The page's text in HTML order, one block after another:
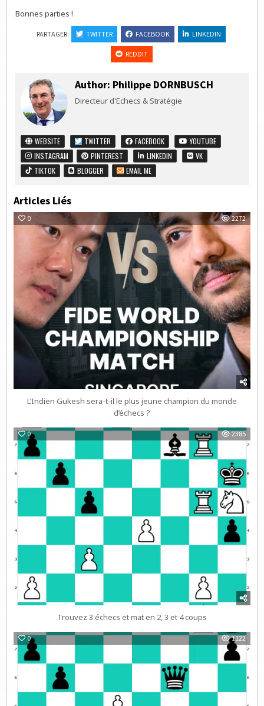
Bonnes parties !
PARTAGER: TWITTER FACEBOOK LINKEDIN
REDDIT
Author: Philippe DORNBUSCH
Directeur d'Echecs & Stratégie
WEBSITE TWITTER FACEBOOK
YOUTUBE
INSTAGRAM
PINTEREST LINKEDIN
VK
TIKTOK
BLOGGER EMAIL ME
Articles Liés
0 2272
L’Indien Gukesh sera-t-il le plus jeune champion du monde
d’échecs ?
0 2385
Trouvez 3 échecs et mat en 2, 3 et 4 coups
0 1122